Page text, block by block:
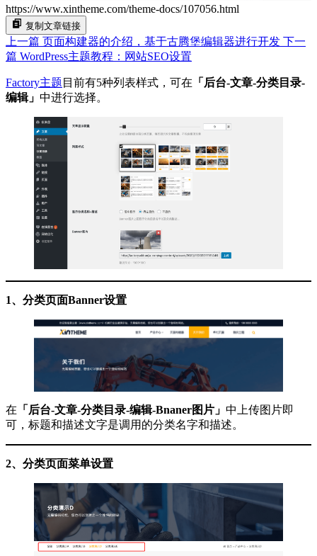
https://www.xintheme.com/theme-docs/107056.html
复制文章链接
上一篇 页面构建器的介绍，基于古腾堡编辑器进行开发 下一
篇 WordPress主题教程：网站SEO设置
Factory主题 目前有5种列表样式，可在 「后台-文章-分类目录-
编辑」 中进行选择。
1、分类页面Banner设置
在 「后台-文章-分类目录-编辑-Bnaner图片」 中上传图片即
可，标题和描述文字是调用的分类名字和描述。
2、分类页面菜单设置